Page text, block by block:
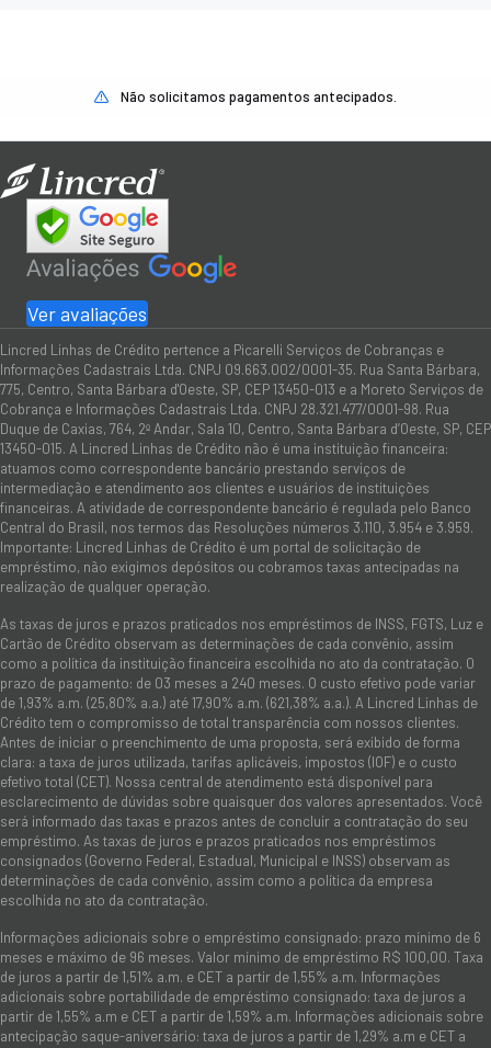
Não solicitamos pagamentos antecipados.
Ver avaliações
Lincred Linhas de Crédito pertence a Picarelli Serviços de Cobranças e
Informações Cadastrais Ltda. CNPJ 09.663.002/0001-35. Rua Santa Bárbara,
775, Centro, Santa Bárbara d'Oeste, SP, CEP 13450-013 e a Moreto Serviços de
Cobrança e Informações Cadastrais Ltda. CNPJ 28.321.477/0001-98. Rua
Duque de Caxias, 764, 2º Andar, Sala 10, Centro, Santa Bárbara d’Oeste, SP, CEP
13450-015. A Lincred Linhas de Crédito não é uma instituição financeira:
atuamos como correspondente bancário prestando serviços de
intermediação e atendimento aos clientes e usuários de instituições
financeiras. A atividade de correspondente bancário é regulada pelo Banco
Central do Brasil, nos termos das Resoluções números 3.110, 3.954 e 3.959.
Importante: Lincred Linhas de Crédito é um portal de solicitação de
empréstimo, não exigimos depósitos ou cobramos taxas antecipadas na
realização de qualquer operação.
As taxas de juros e prazos praticados nos empréstimos de INSS, FGTS, Luz e
Cartão de Crédito observam as determinações de cada convênio, assim
como a política da instituição financeira escolhida no ato da contratação. O
prazo de pagamento: de 03 meses a 240 meses. O custo efetivo pode variar
de 1,93% a.m. (25,80% a.a.) até 17,90% a.m. (621,38% a.a.). A Lincred Linhas de
Crédito tem o compromisso de total transparência com nossos clientes.
Antes de iniciar o preenchimento de uma proposta, será exibido de forma
clara: a taxa de juros utilizada, tarifas aplicáveis, impostos (IOF) e o custo
efetivo total (CET). Nossa central de atendimento está disponível para
esclarecimento de dúvidas sobre quaisquer dos valores apresentados. Você
será informado das taxas e prazos antes de concluir a contratação do seu
empréstimo. As taxas de juros e prazos praticados nos empréstimos
consignados (Governo Federal, Estadual, Municipal e INSS) observam as
determinações de cada convênio, assim como a política da empresa
escolhida no ato da contratação.
Informações adicionais sobre o empréstimo consignado: prazo mínimo de 6
meses e máximo de 96 meses. Valor mínimo de empréstimo R$ 100,00. Taxa
de juros a partir de 1,51% a.m. e CET a partir de 1,55% a.m. Informações
adicionais sobre portabilidade de empréstimo consignado: taxa de juros a
partir de 1,55% a.m e CET a partir de 1,59% a.m. Informações adicionais sobre
antecipação saque-aniversário: taxa de juros a partir de 1,29% a.m e CET a